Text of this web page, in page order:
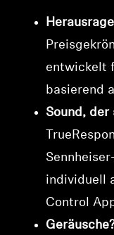
entwickelt
basierend
Sound,
individuell
Control